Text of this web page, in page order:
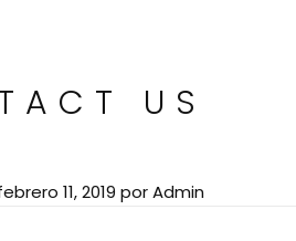
US
11, 2019 porAdmin